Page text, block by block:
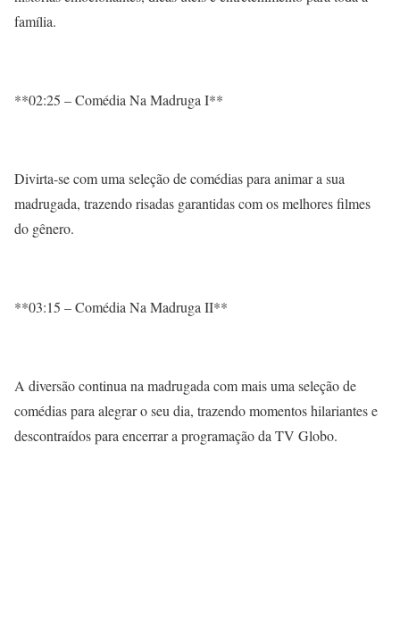
família.
**02:25 – Comédia Na Madruga I**
Divirta-se com uma seleção de comédias para animar a sua
madrugada, trazendo risadas garantidas com os melhores filmes
do gênero.
**03:15 – Comédia Na Madruga II**
A diversão continua na madrugada com mais uma seleção de
comédias para alegrar o seu dia, trazendo momentos hilariantes e
descontraídos para encerrar a programação da TV Globo.